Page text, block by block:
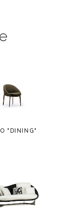
"DINING"